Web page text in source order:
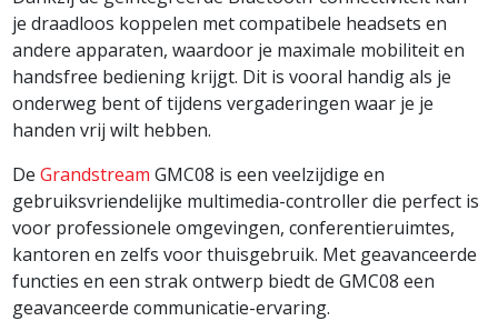
je draadloos koppelen met compatibele headsets en
andere apparaten, waardoor je maximale mobiliteit en
handsfree bediening krijgt. Dit is vooral handig als je
onderweg bent of tijdens vergaderingen waar je je
handen vrij wilt hebben.
DeGrandstream GMC08 is een veelzijdige en
gebruiksvriendelijke multimedia-controller die perfect is
voor professionele omgevingen, conferentieruimtes,
kantoren en zelfs voor thuisgebruik. Met geavanceerde
functies en een strak ontwerp biedt de GMC08 een
geavanceerde communicatie-ervaring.